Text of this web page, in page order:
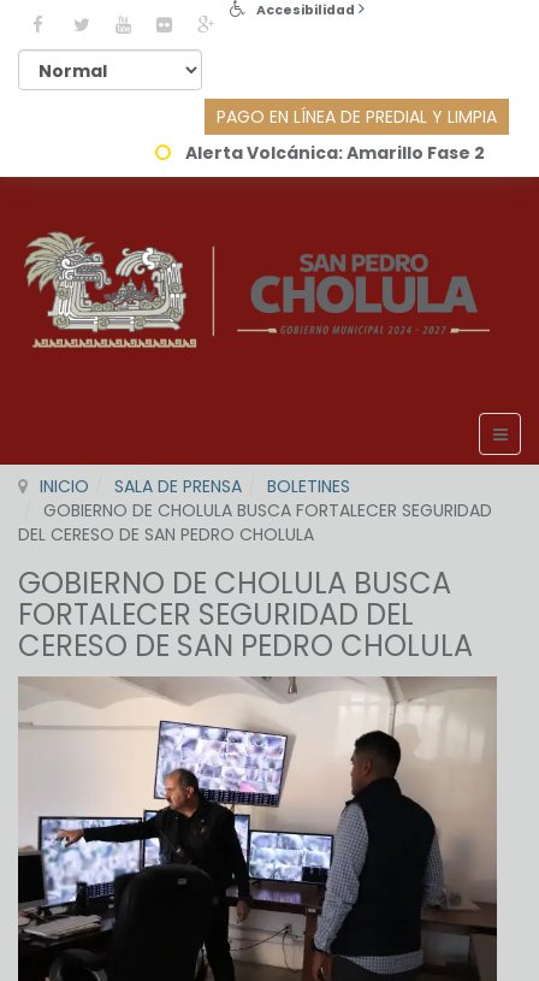
Accesibilidad
PAGO EN LÍNEA DE PREDIAL Y LIMPIA
Alerta Volcánica:Amarillo Fase 2
INICIO SALA DE PRENSA
BOLETINES
GOBIERNO DE CHOLULA BUSCA FORTALECER SEGURIDAD
DEL CERESO DE SAN PEDRO CHOLULA
GOBIERNO DE CHOLULA BUSCA
FORTALECER SEGURIDAD DEL
CERESO DE SAN PEDRO CHOLULA